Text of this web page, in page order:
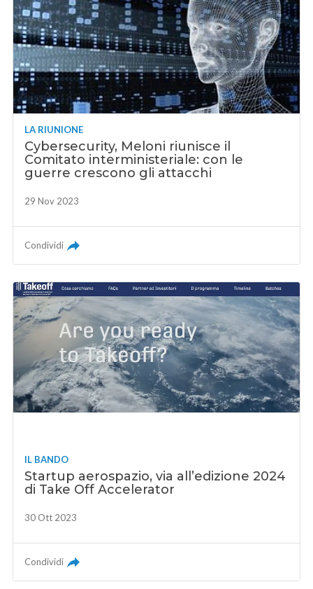
LA RIUNIONE
Cybersecurity, Meloni riunisce il
Comitato interministeriale: con le
guerre crescono gli attacchi
29 Nov 2023
Condividi
IL BANDO
Startup aerospazio, via all’edizione 2024
di Take Off Accelerator
30 Ott 2023
Condividi